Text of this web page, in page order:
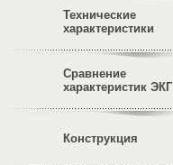
Технические
характеристики
Сравнение
характеристик ЭКГ
Конструкция